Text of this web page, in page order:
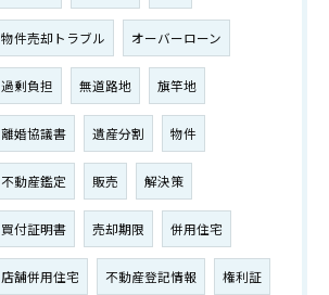
物件売却トラブル オーバーローン
過剰負担 無道路地 旗竿地
離婚協議書 遺産分割 物件
不動産鑑定 販売 解決策
買付証明書 売却期限 併用住宅
店舗併用住宅 不動産登記情報 権利証